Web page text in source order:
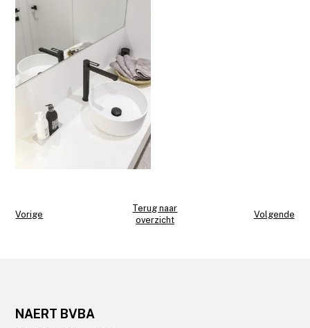
Vorige
Terug naar
overzicht
Volgende
NAERT BVBA